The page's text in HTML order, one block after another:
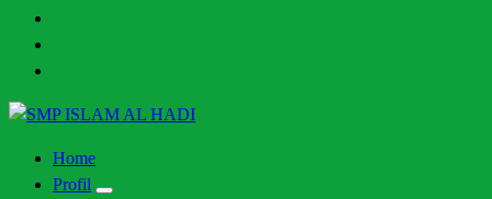
Halaman Resmi SMP Islam Al Hadi Mojolaban
Home
Profil